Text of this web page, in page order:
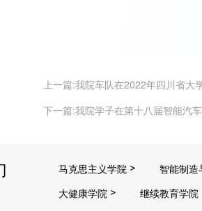
上一篇:我院车队在2022年四川省大
下一篇:我院学子在第十八届智能汽
马克思主义学院
智能制造
大健康学院
继续教育学院